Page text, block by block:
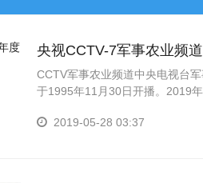
央视CCTV-7军事农业频
CCTV军事农业频道中央电视台
于1995年11月30日开播。2019
2019-05-28 03:37